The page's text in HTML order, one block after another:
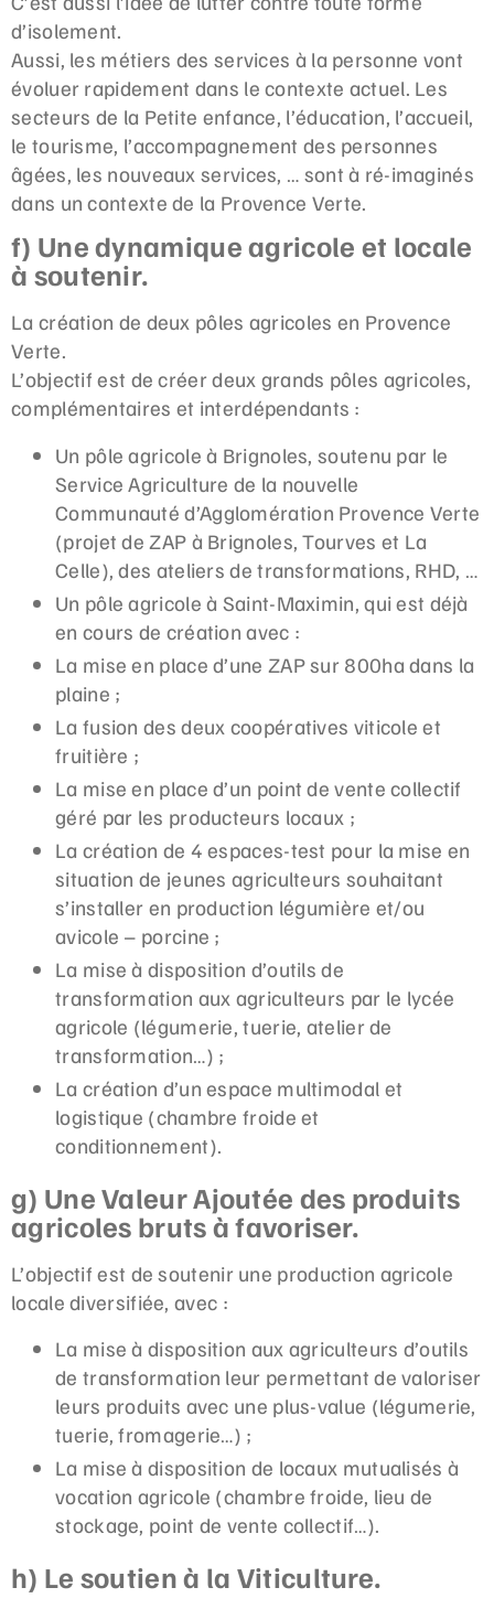
d’isolement.
Aussi, les métiers des services à la personne vont
évoluer rapidement dans le contexte actuel. Les
secteurs de la Petite enfance, l’éducation, l’accueil,
le tourisme, l’accompagnement des personnes
âgées, les nouveaux services, … sont à ré-imaginés
dans un contexte de la Provence Verte.
f) Une dynamique agricole et locale
à soutenir.
La création de deux pôles agricoles en Provence
Verte.
L’objectif est de créer deux grands pôles agricoles,
complémentaires et interdépendants :
Un pôle agricole à Brignoles, soutenu par le
Service Agriculture de la nouvelle
Communauté d’Agglomération Provence Verte
(projet de ZAP à Brignoles, Tourves et La
Celle), des ateliers de transformations, RHD, …
Un pôle agricole à Saint-Maximin, qui est déjà
en cours de création avec :
La mise en place d’une ZAP sur 800ha dans la
plaine ;
La fusion des deux coopératives viticole et
fruitière ;
La mise en place d’un point de vente collectif
géré par les producteurs locaux ;
La création de 4 espaces-test pour la mise en
situation de jeunes agriculteurs souhaitant
s’installer en production légumière et/ou
avicole – porcine ;
La mise à disposition d’outils de
transformation aux agriculteurs par le lycée
agricole (légumerie, tuerie, atelier de
transformation…) ;
La création d’un espace multimodal et
logistique (chambre froide et
conditionnement).
g) Une Valeur Ajoutée des produits
agricoles bruts à favoriser.
L’objectif est de soutenir une production agricole
locale diversifiée, avec :
La mise à disposition aux agriculteurs d’outils
de transformation leur permettant de valoriser
leurs produits avec une plus-value (légumerie,
tuerie, fromagerie…) ;
La mise à disposition de locaux mutualisés à
vocation agricole (chambre froide, lieu de
stockage, point de vente collectif…).
h) Le soutien à la Viticulture.